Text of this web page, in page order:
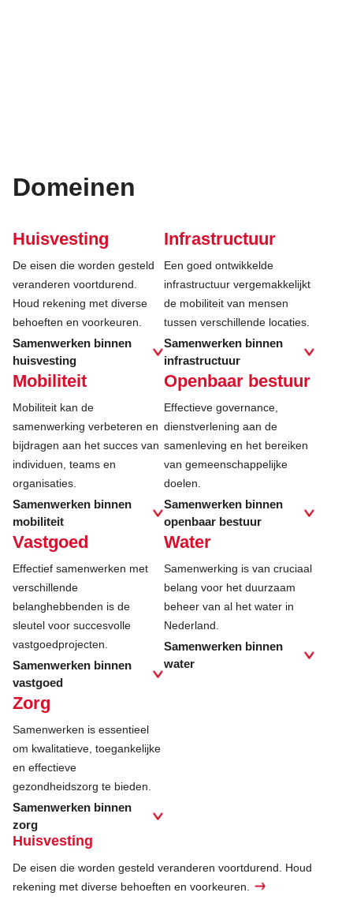
Domeinen
Huisvesting
De eisen die worden gesteld
veranderen voortdurend.
Houd rekening met diverse
behoeften en voorkeuren.
Samenwerken binnen
huisvesting
Infrastructuur
Een goed ontwikkelde
infrastructuur vergemakkelijkt
de mobiliteit van mensen
tussen verschillende locaties.
Samenwerken binnen
infrastructuur
Mobiliteit
Mobiliteit kan de
samenwerking verbeteren en
bijdragen aan het succes van
individuen, teams en
organisaties.
Samenwerken binnen
mobiliteit
Openbaar bestuur
Effectieve governance,
dienstverlening aan de
samenleving en het bereiken
van gemeenschappelijke
doelen.
Samenwerken binnen
openbaar bestuur
Vastgoed
Effectief samenwerken met
verschillende
belanghebbenden is de
sleutel voor succesvolle
vastgoedprojecten.
Samenwerken binnen
vastgoed
Water
Samenwerking is van cruciaal
belang voor het duurzaam
beheer van al het water in
Nederland.
Samenwerken binnen
water
Zorg
Samenwerken is essentieel
om kwalitatieve, toegankelijke
en effectieve
gezondheidszorg te bieden.
Samenwerken binnen
zorg
Huisvesting
De eisen die worden gesteld veranderen voortdurend. Houd
rekening met diverse behoeften en voorkeuren.